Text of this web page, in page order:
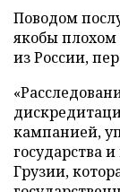
Поводом
якобы
из России,
кампанией,
государства
Грузии,